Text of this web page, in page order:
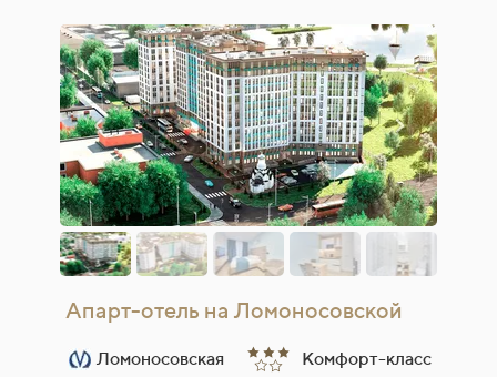
Апарт-отель на Ломоносовской
Ломоносовская Комфорт-класс